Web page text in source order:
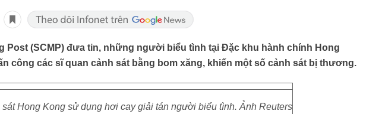
Post (SCMP) đưa tin, những người biểu tình tại Đặc khu hành chính Hong
công các sĩ quan cảnh sát bằng bom xăng, khiến một số cảnh sát bị thương.
sát Hong Kong sử dụng hơi cay giải tán người biểu tình. Ảnh Reuters